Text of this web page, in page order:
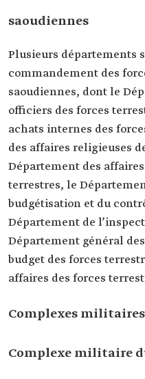
saoudiennes
Plusieurs départements
commandement des
saoudiennes, dont le
officiers des forces
achats internes des
des affaires religieuses
Département des
terrestres, le
budgétisation et du
Département de
Département général
budget des forces
affaires des forces
Complexes militaires
Complexe militaire